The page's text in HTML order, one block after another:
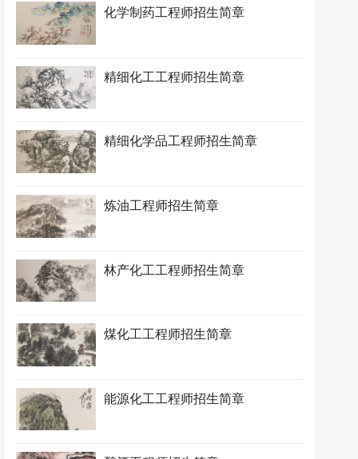
化学制药工程师招生简章
精细化工工程师招生简章
精细化学品工程师招生简章
炼油工程师招生简章
林产化工工程师招生简章
煤化工工程师招生简章
能源化工工程师招生简章